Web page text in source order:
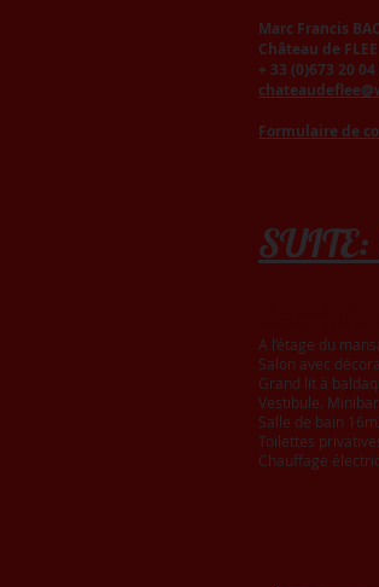
Marc Francis
Château de
+ 33 (0)673 20 04
Formulaire de
A l’étage du
Salon avec
Grand lit à
Vestibule.
Salle de bain
Toilettes
Chauffage